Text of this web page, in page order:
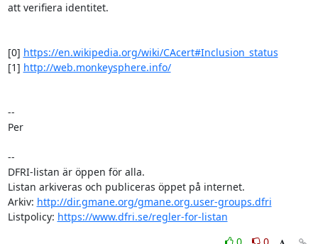
att verifiera identitet.
[0] https://en.wikipedia.org/wiki/CAcert#Inclusion_status
[1] http://web.monkeysphere.info/
--
Per
--
DFRI-listan är öppen för alla.
Listan arkiveras och publiceras öppet på internet.
Arkiv: http://dir.gmane.org/gmane.org.user-groups.dfri
Listpolicy: https://www.dfri.se/regler-for-listan